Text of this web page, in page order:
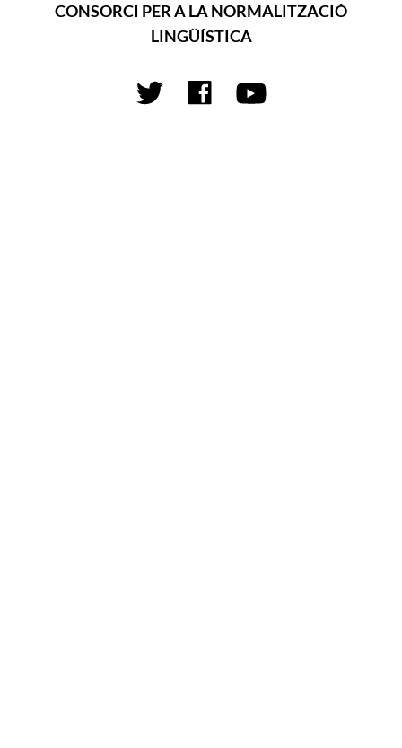
CONSORCI PER A LA NORMALITZACIÓ
LINGÜÍSTICA